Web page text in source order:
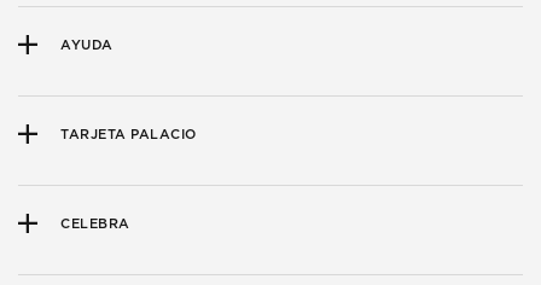
AYUDA
TARJETA PALACIO
CELEBRA